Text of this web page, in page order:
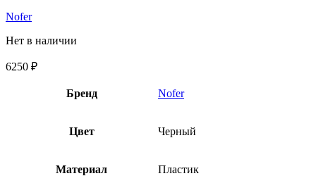
Nofer
Нет в наличии
6250 ₽
Бренд Nofer
Цвет Черный
Материал Пластик